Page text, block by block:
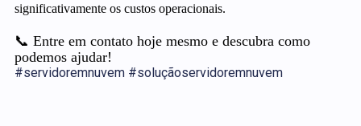
significativamente os custos operacionais.
📞 Entre em contato hoje mesmo e descubra como
podemos ajudar!
#servidoremnuvem #soluçãoservidoremnuvem